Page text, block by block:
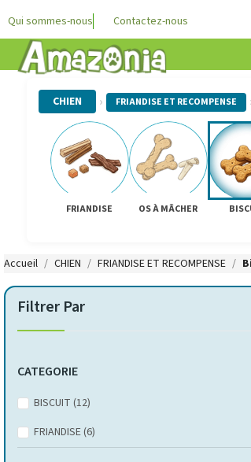
Qui sommes-nous Contactez-nous
CHIEN › FRIANDISE ET RECOMPENSE
FRIANDISE OS À MÂCHER
Accueil CHIEN FRIANDISE ET RECOMPENSE
Filtrer Par
CATEGORIE
BISCUIT (12)
FRIANDISE(6)